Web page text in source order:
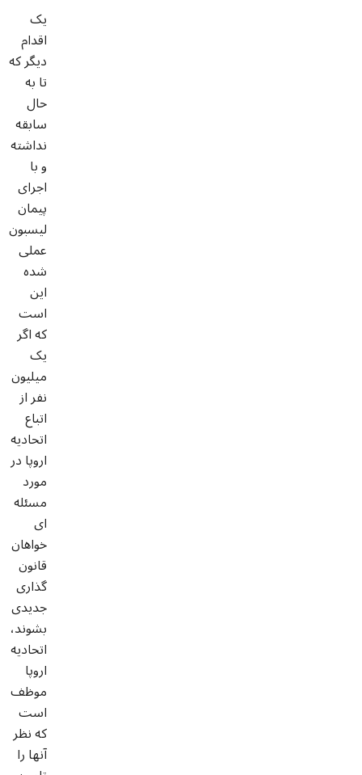
یک
اقدام
دیگر که
تا به
حال
سابقه
نداشته
و با
اجرای
پیمان
لیسبون
عملی
شده
این
است
که اگر
یک
میلیون
نفر از
اتباع
اتحادیه
اروپا در
مورد
مسئله
ای
خواهان
قانون
گذاری
جدیدی
بشوند،
اتحادیه
اروپا
موظف
است
که نظر
آنها را